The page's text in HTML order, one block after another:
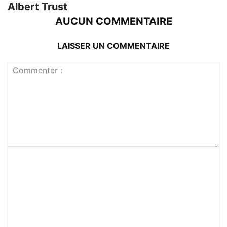
Albert Trust
AUCUN COMMENTAIRE
LAISSER UN COMMENTAIRE